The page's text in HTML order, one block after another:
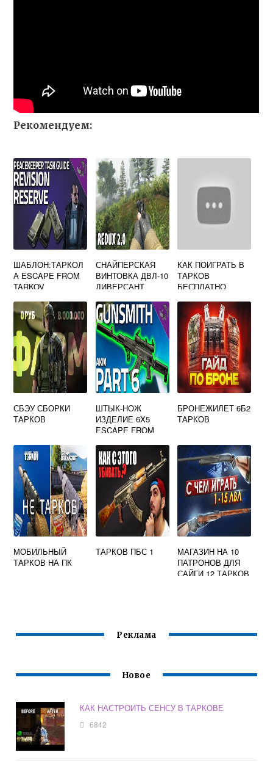
Рекомендуем:
ШАБЛОН:ТАРКОЛ
А ESCAPE FROM
TARKOV
СНАЙПЕРСКАЯ
ВИНТОВКА ДВЛ-10
ДИВЕРСАНТ
ESCAPE FROM
TARKOV
КАК ПОИГРАТЬ В
ТАРКОВ
БЕСПЛАТНО
СБЭУ СБОРКИ
ТАРКОВ
ШТЫК-НОЖ
ИЗДЕЛИЕ 6X5
ESCAPE FROM
БРОНЕЖИЛЕТ 6Б2
ТАРКОВ
МОБИЛЬНЫЙ
ТАРКОВ НА ПК
ТАРКОВ ПБС 1
МАГАЗИН НА 10
ПАТРОНОВ ДЛЯ
САЙГИ 12 ТАРКОВ
Реклама
Новое
КАК НАСТРОИТЬ СЕНСУ В ТАРКОВЕ
6842